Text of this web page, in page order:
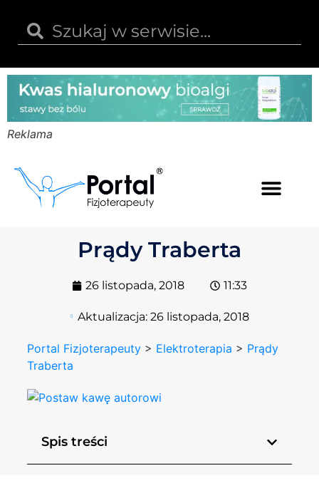
Reklama
Prądy Traberta
26 listopada, 2018 11:33
Aktualizacja: 26 listopada, 2018
Portal Fizjoterapeuty > Elektroterapia > Prądy
Traberta
Spis treści